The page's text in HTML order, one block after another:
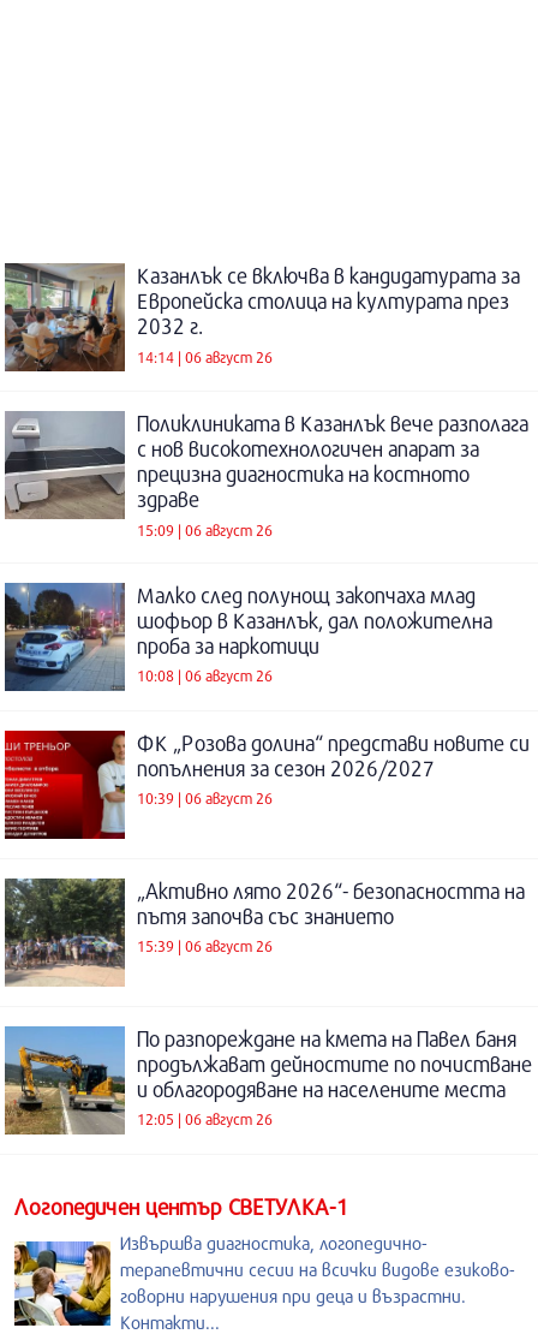
Казанлък се включва в кандидатурата за
Европейска столица на културата през
2032 г.
14:14 | 06 август 26
Поликлиниката в Казанлък вече разполага
с нов високотехнологичен апарат за
прецизна диагностика на костното
здраве
15:09 | 06 август 26
Малко след полунощ закопчаха млад
шофьор в Казанлък, дал положителна
проба за наркотици
10:08 | 06 август 26
ФК „Розова долина“ представи новите си
попълнения за сезон 2026/2027
10:39 | 06 август 26
„Активно лято 2026“- безопасността на
пътя започва със знанието
15:39 | 06 август 26
По разпореждане на кмета на Павел баня
продължават дейностите по почистване
и облагородяване на населените места
12:05 | 06 август 26
Логопедичен център СВЕТУЛКА-1
Извършва диагностика, логопедично-
терапевтични сесии на всички видове езиково-
говорни нарушения при деца и възрастни.
Контакти...